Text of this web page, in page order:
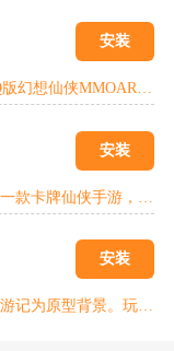
安装
安装
安装
《盖娅战记GM无限版》以西游记为原型背景。玩家组建自己的团队，共同对抗黑恶势力。上阵卡牌全加成，激情乱战享不停，私人定制称号，尽显尊贵，无门槛送神卡，豪华福利享不停，0氪也能玩到爽，上线千元真充，白嫖元宝，核心道具随心购买，尊贵特权免费领取，快来组件属于你的西游队伍吧